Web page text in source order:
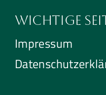
Wichtige
Impressum